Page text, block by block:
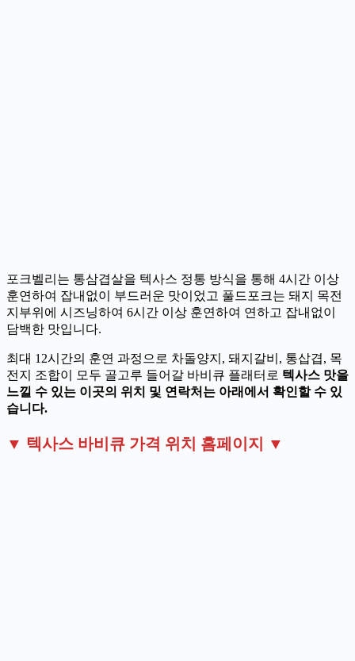
포크벨리는 통삼겹살을 텍사스 정통 방식을 통해 4시간 이상
훈연하여 잡내없이 부드러운 맛이었고 풀드포크는 돼지 목전
지부위에 시즈닝하여 6시간 이상 훈연하여 연하고 잡내없이
담백한 맛입니다.
최대 12시간의 훈연 과정으로 차돌양지, 돼지갈비, 통삽겹, 목
전지 조합이 모두 골고루 들어갈 바비큐 플래터로 텍사스 맛을
느낄 수 있는 이곳의 위치 및 연락처는 아래에서 확인할 수 있
습니다.
▼ 텍사스 바비큐 가격 위치 홈페이지 ▼